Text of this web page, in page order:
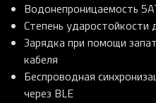
Водонепроницаемость
Степень ударостойкости
Зарядка при помощи
кабеля
Беспроводная
через BLE